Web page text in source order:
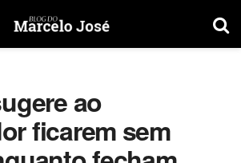
ao
ficarem sem